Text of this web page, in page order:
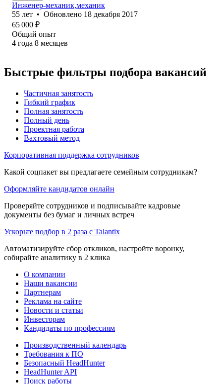
Инженер-механик,механик
55 лет • Обновлено 18 декабря 2017
65 000 ₽
Общий опыт
4 года 8 месяцев
Быстрые фильтры подбора вакансий
Частичная занятость
Гибкий график
Полная занятость
Полный день
Проектная работа
Вахтовый метод
Корпоративная поддержка сотрудников
Какой соцпакет вы предлагаете семейным сотрудникам?
Оформляйте кандидатов онлайн
Проверяйте сотрудников и подписывайте кадровые
документы без бумаг и личных встреч
Ускорьте подбор в 2 раза с Talantix
Автоматизируйте сбор откликов, настройте воронку,
собирайте аналитику в 2 клика
О компании
Наши вакансии
Партнерам
Реклама на сайте
Новости и статьи
Инвесторам
Кандидаты по профессиям
Производственный календарь
Требования к ПО
Безопасный HeadHunter
HeadHunter API
Поиск работы